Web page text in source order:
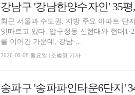
최근 서울과 수도권, 지방 주요 아파트 단
잇따르고 있다. 압구정동 신현대와 현대
를 이어간 가운데, 강남·...
2026-06-08 월요일 | 조범형 기자